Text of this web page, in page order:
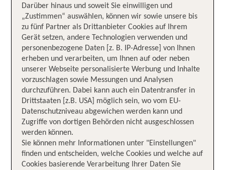
Darüber hinaus und soweit Sie einwilligen und
„Zustimmen“ auswählen, können wir sowie unsere bis
zu fünf Partner als Drittanbieter Cookies auf Ihrem
Gerät setzen, andere Technologien verwenden und
personenbezogene Daten [z. B. IP-Adresse] von Ihnen
erheben und verarbeiten, um Ihnen auf oder neben
unserer Webseite personalisierte Werbung und Inhalte
vorzuschlagen sowie Messungen und Analysen
durchzuführen. Dabei kann auch ein Datentransfer in
Drittstaaten [z.B. USA] möglich sein, wo vom EU-
Datenschutzniveau abgewichen werden kann und
Zugriffe von dortigen Behörden nicht ausgeschlossen
werden können.
Sie können mehr Informationen unter "Einstellungen"
finden und entscheiden, welche Cookies und welche auf
Cookies basierende Verarbeitung Ihrer Daten Sie